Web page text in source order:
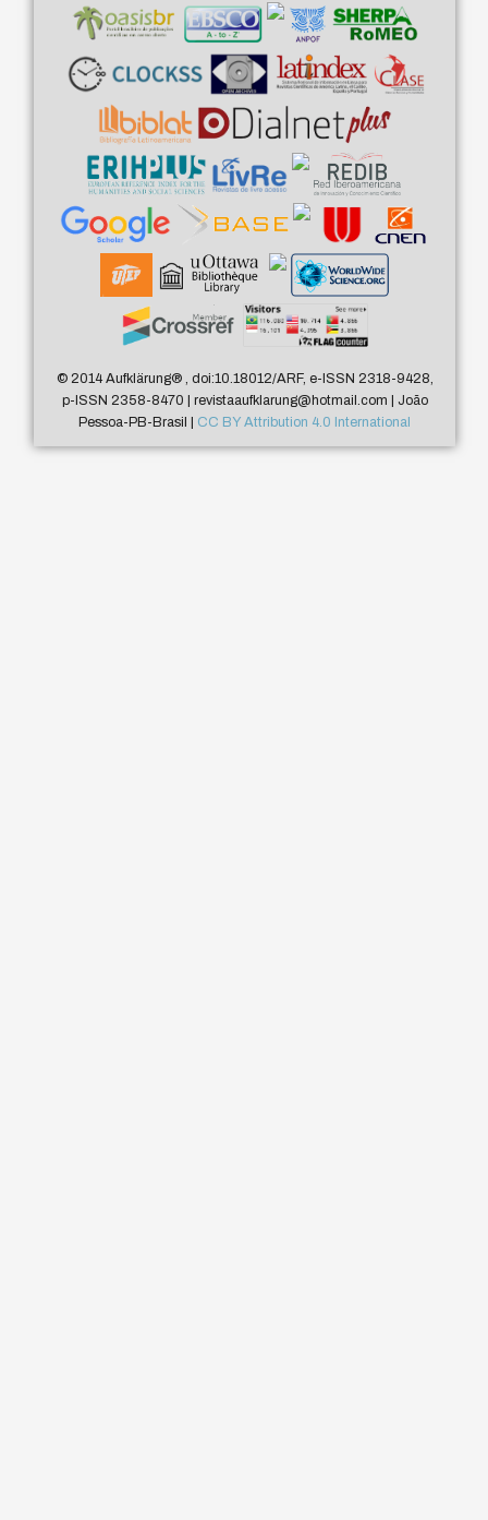
© 2014 Aufklärung®, doi:10.18012/ARF, e-ISSN 2318-9428,
p-ISSN 2358-8470 | revistaaufklarung@hotmail.com | João
Pessoa-PB-Brasil | CC BY Attribution 4.0 International